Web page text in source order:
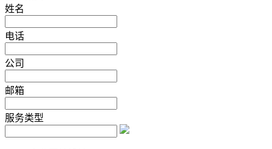
姓名
电话
公司
邮箱
服务类型